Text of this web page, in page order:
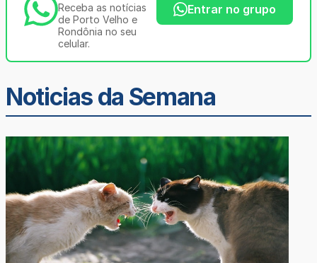
Receba as notícias
de Porto Velho e
Rondônia no seu
celular.
Entrar no grupo
Noticias da Semana